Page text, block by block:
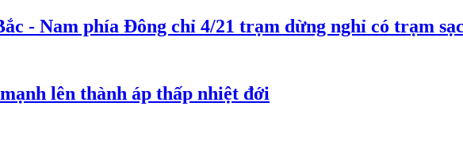
- Nam phía Đông chỉ 4/21 trạm dừng nghỉ có trạm
lên thành áp thấp nhiệt đới